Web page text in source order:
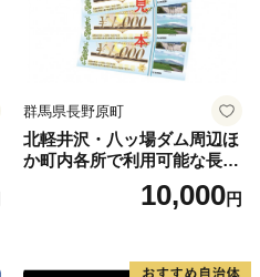
群馬県長野原町
北軽井沢・八ッ場ダム周辺ほ
か町内各所で利用可能な長野
原町ふるさと感謝券（3,000
円分）【トラベル 観光 旅行
10,000円